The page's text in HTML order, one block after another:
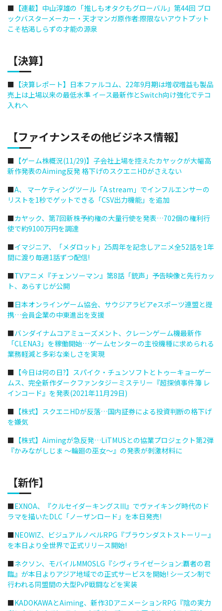
■ 【連載】中山淳雄の「推しもオタクもグローバル」第44回 ブロ
ックバスターメーカー・天才マンガ原作者:際限ないアウトプット
こそ枯渇しらずの才能の源泉
【決算】
■ 【決算レポート】日本ファルコム、22年9月期は増収増益も製品
売上は上場以来の最低水準 イース最新作とSwitch向け強化でテコ
入れへ
【ファイナンスその他ビジネス情報】
■ 【ゲーム株概況(11/29)】子会社上場を控えたカヤックが大幅高
新作発表のAiming反発 格下げのスクエニHDがさえない
■A、 マーケティングツール「A stream」でインフルエンサーの
リストを1秒でゲットできる「CSV出力機能」を追加
■カヤック、第7回新株予約権の大量行使を発表…702個の権利行
使で約9100万円を調達
■イマジニア、「メダロット」25周年を記念しアニメ全52話を1年
間に渡り毎週1話ずつ配信!
■TVアニメ『チェンソーマン』第8話「銃声」予告映像と先行カッ
ト、あらすじが公開
■日本オンラインゲーム協会、サウジアラビアeスポーツ連盟と提
携…会員企業の中東進出を支援
■バンダイナムコアミューズメント、クレーンゲーム機最新作
「CLENA3」を稼働開始…ゲームセンターの主役機種に求められる
業務軽減と多彩な楽しさを実現
■ 【今日は何の日?】スパイク・チュンソフトとトゥーキョーゲー
ムス、完全新作ダークファンタジーミステリー『超探偵事件簿 レ
インコード』を発表(2021年11月29日)
■ 【株式】スクエニHDが反落…国内証券による投資判断の格下げ
を嫌気
■ 【株式】Aimingが急反発…LiTMUSとの協業プロジェクト第2弾
『かみながしじま ～輪廻の巫女～』の発表が刺激材料に
【新作】
■EXNOA、『クルセイダーキングスIII』でヴァイキング時代のド
ラマを描いたDLC「ノーザンロード」を本日発売!
■NEOWIZ、ビジュアルノベルRPG『ブラウンダストストーリー』
を本日より全世界で正式リリース開始!
■ネクソン、モバイルMMOSLG『シヴィライゼーション:覇者の君
臨』が本日よりアジア地域での正式サービスを開始! シーズン制で
行われる同盟間の大型PvP戦闘などを実装
■KADOKAWAとAiming、新作3DアニメーションRPG『陰の実力